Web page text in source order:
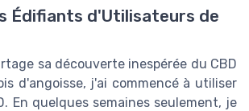
Édifiants d'Utilisateurs de
sa découverte inespérée du CBD
d'angoisse, j'ai commencé à utiliser
En quelques semaines seulement, je